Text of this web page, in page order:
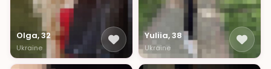
Olga, 32
Ukraine
Yuliia, 38
Ukraine